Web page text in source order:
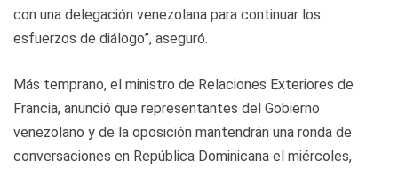
con una delegación venezolana para continuar los
esfuerzos de diálogo”, aseguró.
Más temprano, el ministro de Relaciones Exteriores de
Francia, anunció que representantes del Gobierno
venezolano y de la oposición mantendrán una ronda de
conversaciones en República Dominicana el miércoles,